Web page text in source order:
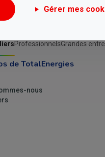
ProfessionnelsGrandes
de TotalEnergies
nous
Gérer mes